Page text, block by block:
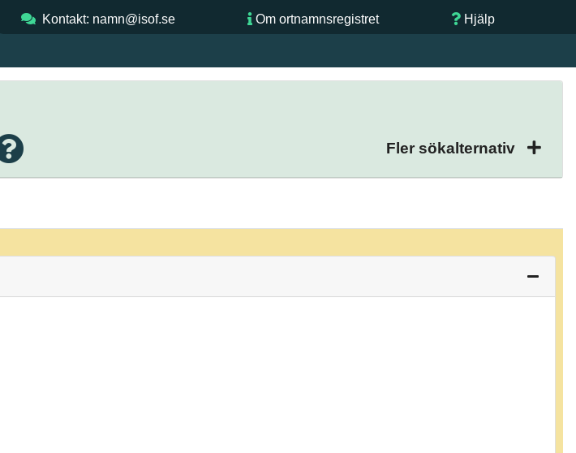
Kontakt: namn@isof.se Om ortnamnsregistret Hjälp
Fler sökalternativ